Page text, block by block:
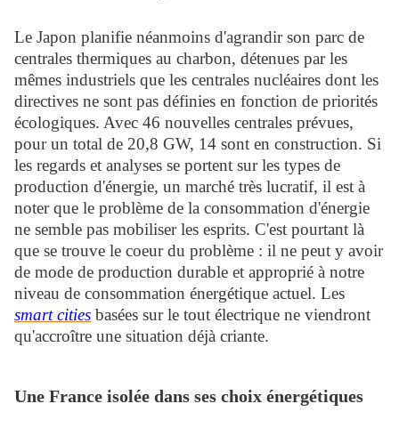
Le Japon planifie néanmoins d'agrandir son parc de
centrales thermiques au charbon, détenues par les
mêmes industriels que les centrales nucléaires dont les
directives ne sont pas définies en fonction de priorités
écologiques. Avec 46 nouvelles centrales prévues,
pour un total de 20,8 GW, 14 sont en construction. Si
les regards et analyses se portent sur les types de
production d'énergie, un marché très lucratif, il est à
noter que le problème de la consommation d'énergie
ne semble pas mobiliser les esprits. C'est pourtant là
que se trouve le coeur du problème : il ne peut y avoir
de mode de production durable et approprié à notre
niveau de consommation énergétique actuel. Les
smart cities basées sur le tout électrique ne viendront
qu'accroître une situation déjà criante.
Une France isolée dans ses choix énergétiques